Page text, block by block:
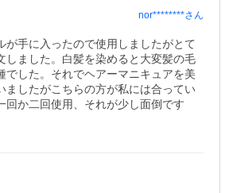
nor********さん
が手に入ったので使用しましたがとて
しました。白髪を染めると大変髪の毛
でした。それでヘアーマニキュアを美
ましたがこちらの方が私には合ってい
回か二回使用、それが少し面倒です